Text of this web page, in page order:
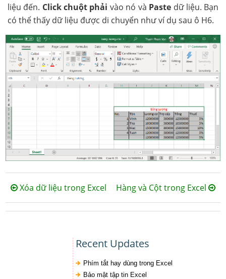
liệu đến. Click chuột phải vào nó và Paste dữ liệu. Bạn
có thể thấy dữ liệu được di chuyển như ví dụ sau ô H6.
Xóa dữ liệu trong Excel Hàng và Cột trong Excel
Recent Updates
Phím tắt hay dùng trong Excel
Bảo mật tập tin Excel